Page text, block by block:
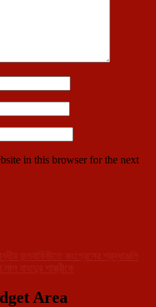
in this browser for the next
গান্ধীর জন্মবার্ষিকীতে কংগ্রেসের শ্রদ্ধাঞ্জলি
বাহাদুর শাস্ত্রীকে
Area